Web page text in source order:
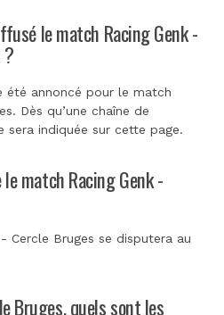
le match Racing Genk -
été annoncé pour le match
Dès qu’une chaîne de
sera indiquée sur cette page.
match Racing Genk -
Cercle Bruges se disputera au
Bruges, quels sont les